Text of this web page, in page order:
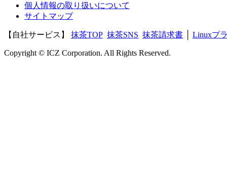
個人情報の取り扱いについて
サイトマップ
【自社サービス】 抹茶TOP 抹茶SNS 抹茶請求書 Linuxプ
Copyright © ICZ Corporation. All Rights Reserved.